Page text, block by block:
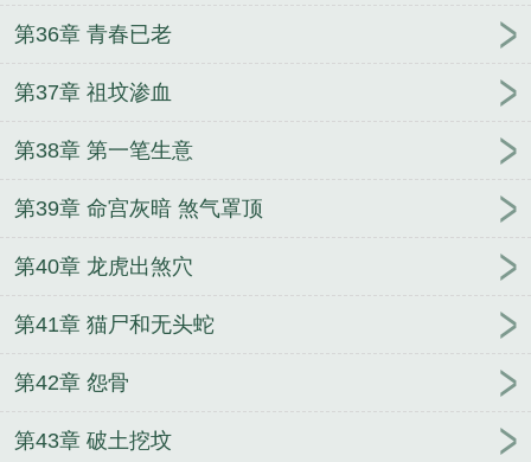
第36章 青春已老
第37章 祖坟渗血
第38章 第一笔生意
第39章 命宫灰暗 煞气罩顶
第40章 龙虎出煞穴
第41章 猫尸和无头蛇
第42章 怨骨
第43章 破土挖坟